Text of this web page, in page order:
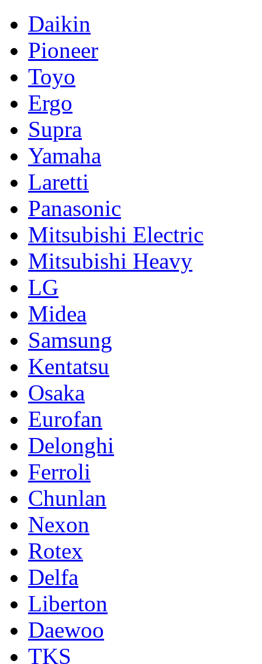
Daikin
Pioneer
Toyo
Ergo
Supra
Yamaha
Laretti
Panasonic
Mitsubishi Electric
Mitsubishi Heavy
LG
Midea
Samsung
Kentatsu
Osaka
Eurofan
Delonghi
Ferroli
Chunlan
Nexon
Rotex
Delfa
Liberton
Daewoo
TKS